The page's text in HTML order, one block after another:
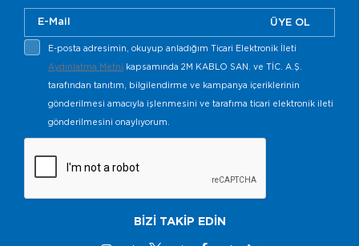
ÜYE OL
E-posta adresimin, okuyup anladığım Ticari Elektronik İleti
Aydınlatma Metni kapsamında 2M KABLO SAN. ve TİC. A.Ş.
tarafından tanıtım, bilgilendirme ve kampanya içeriklerinin
gönderilmesi amacıyla işlenmesini ve tarafıma ticari elektronik ileti
gönderilmesini onaylıyorum.
BİZİ TAKİP EDİN